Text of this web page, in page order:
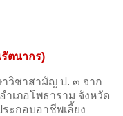
ตนากร)
วิชาสามัญ ป. ๓ จาก
ำเภอโพธาราม จังหวัด
ะกอบอาชีพเลี้ยง